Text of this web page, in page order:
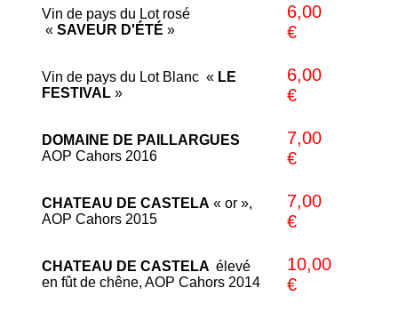
Vin de pays du Lot rosé
« SAVEUR D'ÉTÉ »
6,00
€
Vin de pays du Lot Blanc « LE
FESTIVAL »
6,00
€
DOMAINE DE PAILLARGUES
AOP Cahors 2016
7,00
€
CHATEAU DE CASTELA « or »,
AOP Cahors 2015
7,00
€
CHATEAU DE CASTELA élevé
en fût de chêne, AOP Cahors 2014
10,00
€